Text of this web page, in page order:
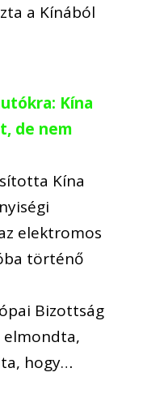
a Kínából
Kína
de nem
Kína
elektromos
történő
Bizottság
elmondta,
hogy…